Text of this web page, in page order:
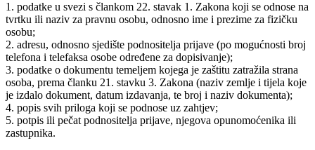
1. podatke u svezi s člankom 22. stavak 1. Zakona koji se odnose na
tvrtku ili naziv za pravnu osobu, odnosno ime i prezime za fizičku
osobu;
2. adresu, odnosno sjedište podnositelja prijave (po mogućnosti broj
telefona i telefaksa osobe određene za dopisivanje);
3. podatke o dokumentu temeljem kojega je zaštitu zatražila strana
osoba, prema članku 21. stavku 3. Zakona (naziv zemlje i tijela koje
je izdalo dokument, datum izdavanja, te broj i naziv dokumenta);
4. popis svih priloga koji se podnose uz zahtjev;
5. potpis ili pečat podnositelja prijave, njegova opunomoćenika ili
zastupnika.